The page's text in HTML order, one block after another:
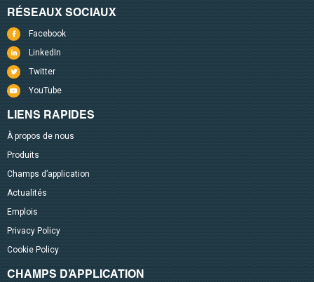
RÉSEAUX SOCIAUX
Facebook
LinkedIn
Twitter
YouTube
LIENS RAPIDES
À propos de nous
Produits
Champs d’application
Actualités
Emplois
Privacy Policy
Cookie Policy
CHAMPS D’APPLICATION